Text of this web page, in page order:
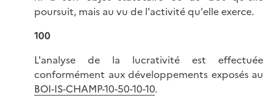
poursuit, mais au vu de l'activité qu'elle exerce.
100
L'analyse de la lucrativité est effectuée
conformément aux développements exposés au
BOI-IS-CHAMP-10-50-10-10.